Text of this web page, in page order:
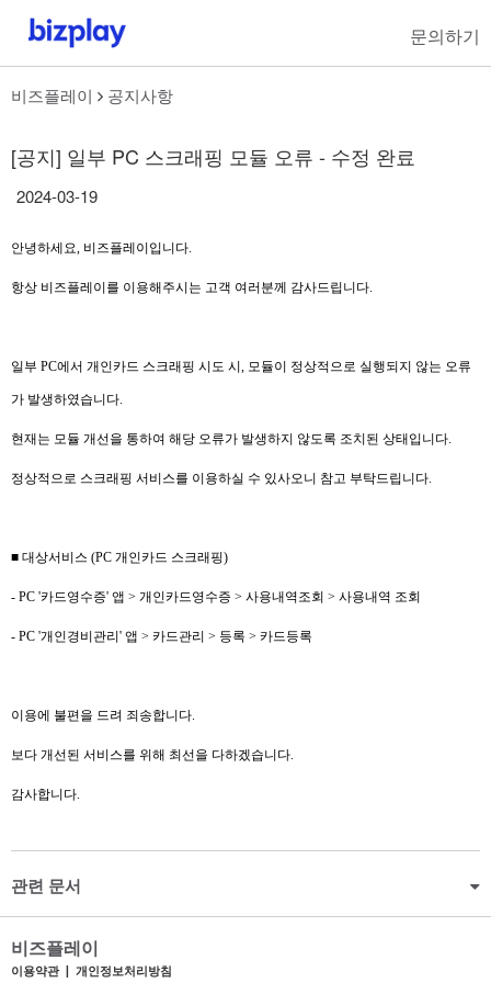
문의하기
비즈플레이 공지사항
[공지] 일부 PC 스크래핑 모듈 오류 - 수정 완료
2024-03-19
안녕하세요, 비즈플레이입니다.
항상 비즈플레이를 이용해주시는 고객 여러분께 감사드립니다.
일부 PC에서 개인카드 스크래핑 시도 시, 모듈이 정상적으로 실행되지 않는 오류
가 발생하였습니다.
현재는 모듈 개선을 통하여 해당 오류가 발생하지 않도록 조치된 상태입니다.
정상적으로 스크래핑 서비스를 이용하실 수 있사오니 참고 부탁드립니다.
■ 대상서비스 (PC 개인카드 스크래핑)
- PC '카드영수증' 앱 > 개인카드영수증 > 사용내역조회 > 사용내역 조회
- PC '개인경비관리' 앱 > 카드관리 > 등록 > 카드등록
이용에 불편을 드려 죄송합니다.
보다 개선된 서비스를 위해 최선을 다하겠습니다.
감사합니다.
관련 문서
비즈플레이
이용약관| 개인정보처리방침